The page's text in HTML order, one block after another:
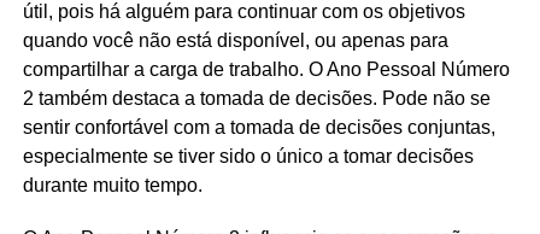
útil, pois há alguém para continuar com os objetivos
quando você não está disponível, ou apenas para
compartilhar a carga de trabalho. O Ano Pessoal Número
2 também destaca a tomada de decisões. Pode não se
sentir confortável com a tomada de decisões conjuntas,
especialmente se tiver sido o único a tomar decisões
durante muito tempo.